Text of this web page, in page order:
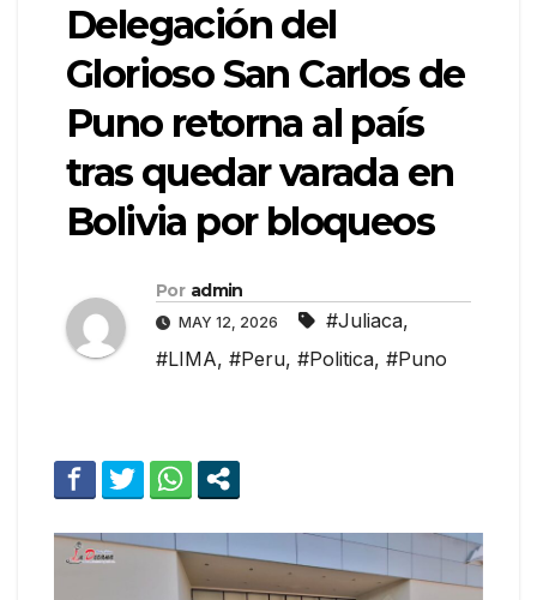
Delegación del
Glorioso San Carlos de
Puno retorna al país
tras quedar varada en
Bolivia por bloqueos
Por admin
MAY 12, 2026 #Juliaca,
#LIMA, #Peru, #Politica, #Puno